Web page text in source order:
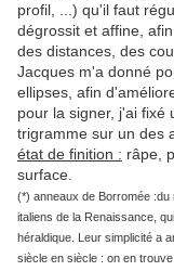
profil, ...) qu'il faut
dégrossit et affine,
des distances, des
Jacques m'a donné
ellipses, afin
pour la signer, j'ai fixé
trigramme sur un des
état de finition : râpe,
surface.
(*) anneaux de Borromée
italiens de la Renaissance,
héraldique. Leur simplicité a
siècle en siècle : on en